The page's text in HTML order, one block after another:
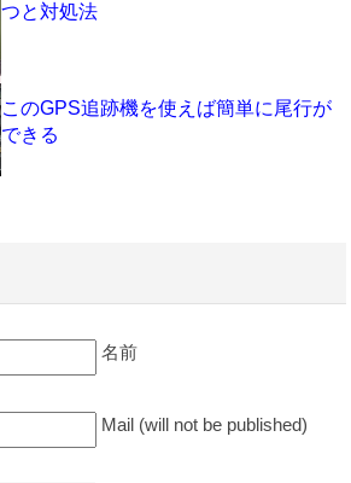
つと対処法
このGPS追跡機を使えば簡単に尾行が
できる
名前
Mail (will not be published)